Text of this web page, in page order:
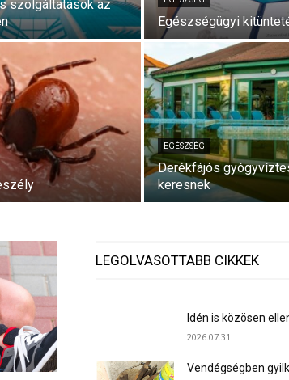
szolgáltatások az
Egészségügyi
EGÉSZSÉG
Derékfájós
keresnek
LEGOLVASOTTABB CIKKEK
Idén is közösen
2026.07.31.
Vendégségben